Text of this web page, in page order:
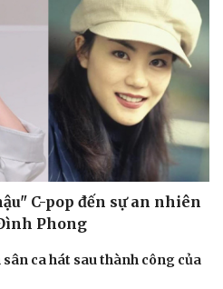
C-pop đến sự an nhiên
Phong
sân ca hát sau thành công của